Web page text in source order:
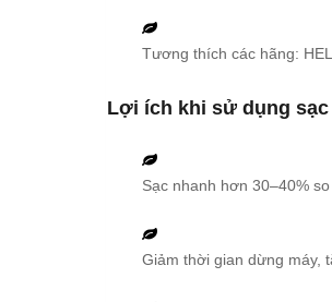
Tương thích các hãng:
Lợi ích khi sử dụng sạc
Sạc nhanh hơn 30–40%
Giảm thời gian dừng máy,